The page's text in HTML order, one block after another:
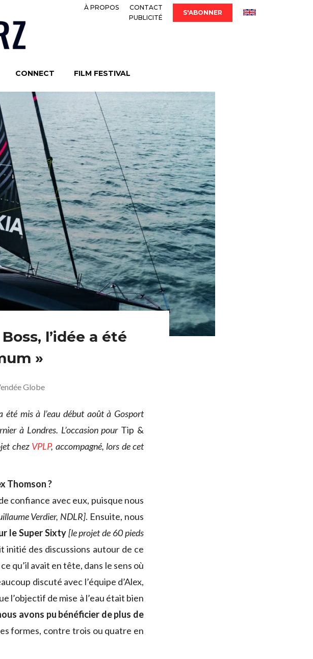
À PROPOS
CONTACT
PUBLICITÉ
S'ABONNER
CONNECT FILM FESTIVAL
l’idée a été
»
Globe
été mis à l’eau début août à Gosport
à Londres. L’occasion pour Tip &
chez VPLP, accompagné, lors de cet
Thomson ?
confiance avec eux, puisque nous
Verdier, NDLR]. Ensuite, nous
le Super Sixty[le projet de 60 pieds
initié des discussions autour de ce
qu’il avait en tête, dans le sens où
discuté avec l’équipe d’Alex,
l’objectif de mise à l’eau était bien
avons pu bénéficier de plus de
formes, contre trois ou quatre en